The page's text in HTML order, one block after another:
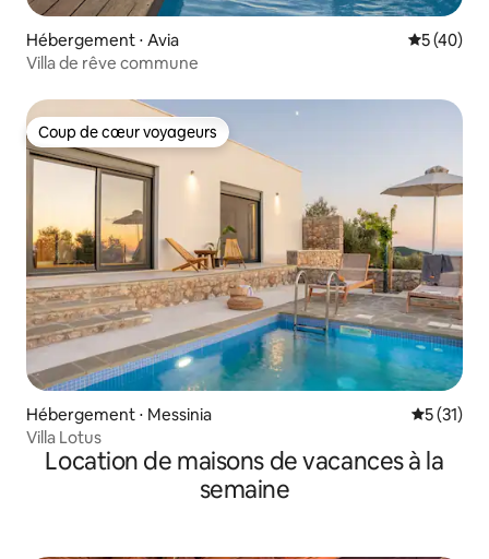
Hébergement ⋅ Avia
5 (40)
Villa de rêve commune
Coup de cœur voyageurs
Coup de cœur voyageurs
Hébergement ⋅ Messinia
5 (31)
Villa Lotus
Location de maisons de vacances à la
semaine